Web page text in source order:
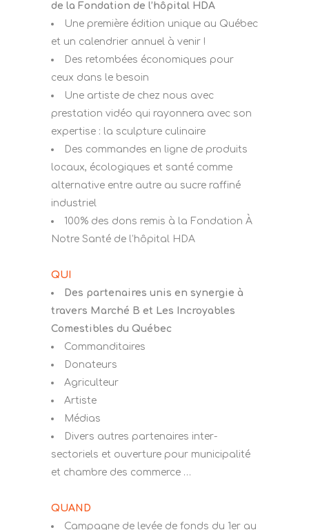
de la Fondation de l’hôpital HDA
Une première édition unique au Québec
et un calendrier annuel à venir !
Des retombées économiques pour
ceux dans le besoin
Une artiste de chez nous avec
prestation vidéo qui rayonnera avec son
expertise : la sculpture culinaire
Des commandes en ligne de produits
locaux, écologiques et santé comme
alternative entre autre au sucre raffiné
industriel
100% des dons remis à la Fondation À
Notre Santé de l’hôpital HDA
QUI
Des partenaires unis en synergie à
travers Marché B et Les Incroyables
Comestibles du Québec
Commanditaires
Donateurs
Agriculteur
Artiste
Médias
Divers autres partenaires inter-
sectoriels et ouverture pour municipalité
et chambre des commerce …
QUAND
Campagne de levée de fonds du 1er au